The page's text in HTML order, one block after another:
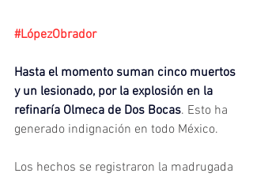
#LópezObrador
Hasta el momento suman cinco muertos
y un lesionado, por la explosión en la
refinaría Olmeca de Dos Bocas. Esto ha
generado indignación en todo México.
Los hechos se registraron la madrugada